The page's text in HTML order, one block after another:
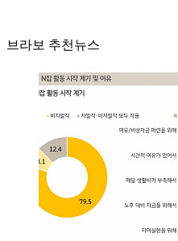
브라보 추천뉴스